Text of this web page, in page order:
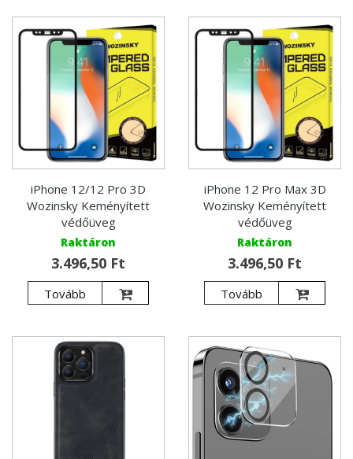
iPhone 12/12 Pro 3D
Wozinsky Keményített
védőüveg
Raktáron
3.496,50 Ft
Tovább
iPhone 12 Pro Max 3D
Wozinsky Keményített
védőüveg
Raktáron
3.496,50 Ft
Tovább